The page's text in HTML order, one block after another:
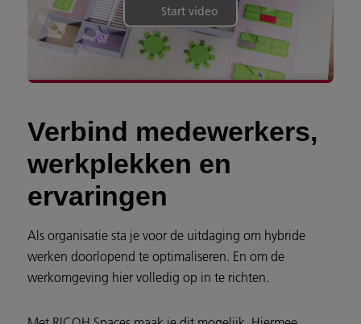
Verbind medewerkers,
werkplekken en
ervaringen
Als organisatie sta je voor de uitdaging om hybride
werken doorlopend te optimaliseren. En om de
werkomgeving hier volledig op in te richten.
Start video